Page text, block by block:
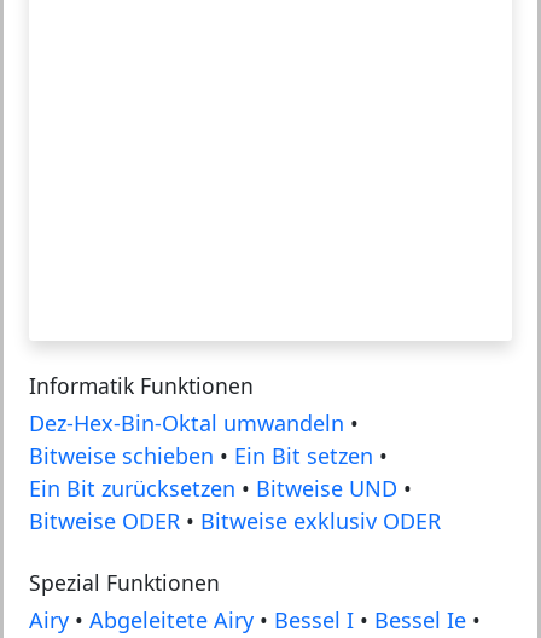
Informatik Funktionen
Dez-Hex-Bin-Oktal umwandeln •
Bitweise schieben • Ein Bit setzen •
Ein Bit zurücksetzen • Bitweise UND •
Bitweise ODER • Bitweise exklusiv ODER
Spezial Funktionen
Airy • Abgeleitete Airy • Bessel I • Bessel Ie •